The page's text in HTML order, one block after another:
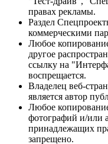
правах рекламы.
Раздел
коммерческими
Любое
другое
ссылку на
воспрещается.
Владелец веб-
является автор
Любое
фотографий и/или
принадлежащих
запрещено.